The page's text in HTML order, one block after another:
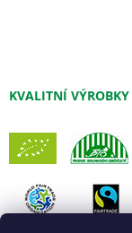
KVALITNÍ VÝROBKY